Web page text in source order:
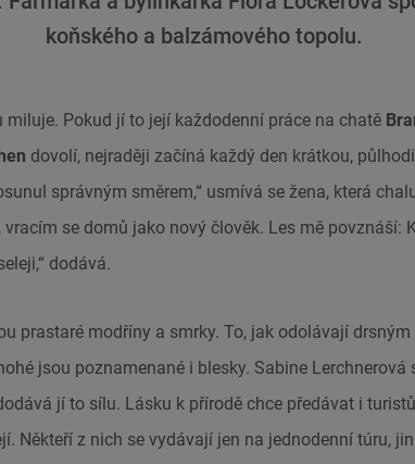
koňského a balzámového topolu.
miluje. Pokud jí to její každodenní práce na chatě
dovolí, nejraději začíná každý den krátkou,
správným směrem,“ usmívá se žena, která
vracím se domů jako nový člověk. Les mě povznáší:
dodává.
prastaré modříny a smrky. To, jak odolávají
jsou poznamenané i blesky. Sabine Lerchnerová
jí to sílu. Lásku k přírodě chce předávat i
Někteří z nich se vydávají jen na jednodenní túru,